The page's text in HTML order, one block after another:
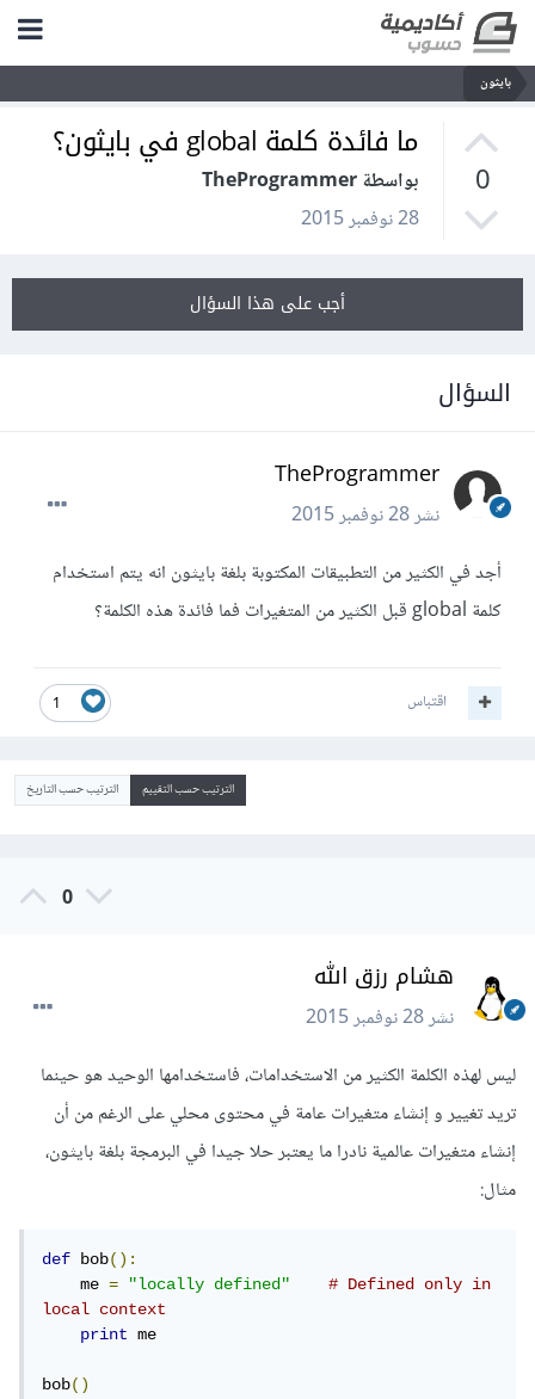
بايثون
0
ما فائدة كلمة global في بايثون؟
بواسطة TheProgrammer
28 نوفمبر 2015
أجب على هذا السؤال
السؤال
TheProgrammer
نشر28 نوفمبر 2015
أجد في الكثير من التطبيقات المكتوبة بلغة بايثون انه يتم استخدام
كلمة global قبل الكثير من المتغيرات فما فائدة هذه الكلمة؟
1 اقتباس
الترتيب حسب التقييم الترتيب حسب التاريخ
0
هشام رزق الله
نشر28 نوفمبر 2015
ليس لهذه الكلمة الكثير من الاستخدامات، فاستخدامها الوحيد هو حينما
تريد تغيير و إنشاء متغيرات عامة في محتوى محلي على الرغم من أن
إنشاء متغيرات عالمية نادرا ما يعتبر حلا جيدا في البرمجة بلغة بايثون،
مثال:
def bob():
    me
= "locally defined"
# Defined only in
local context
print me
bob()